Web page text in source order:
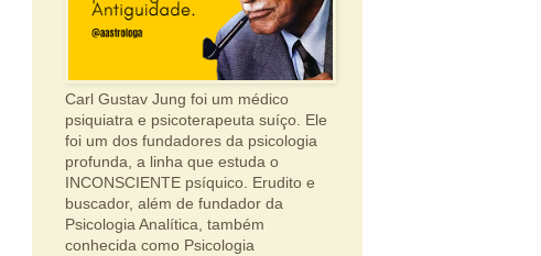
Carl Gustav Jung foi um médico
psiquiatra e psicoterapeuta suíço. Ele
foi um dos fundadores da psicologia
profunda, a linha que estuda o
INCONSCIENTE psíquico. Erudito e
buscador, além de fundador da
Psicologia Analítica, também
conhecida como Psicologia